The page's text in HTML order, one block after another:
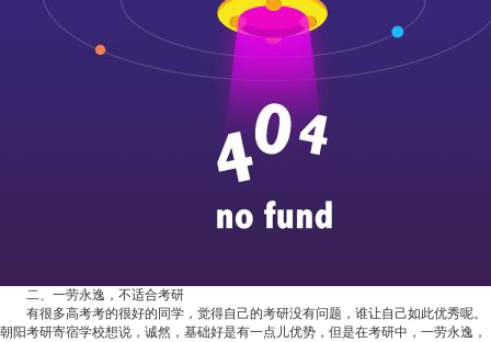
二、一劳永逸，不适合考研
有很多高考考的很好的同学，觉得自己的考研没有问题，谁让自己如此优秀呢。
朝阳考研寄宿学校想说，诚然，基础好是有一点儿优势，但是在考研中，一劳永逸，